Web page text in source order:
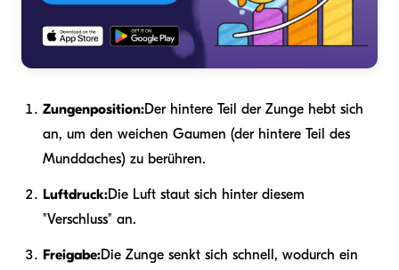
Zungenposition:Der hintere Teil der Zunge hebt sich
an, um den weichen Gaumen (der hintere Teil des
Munddaches) zu berühren.
Luftdruck:Die Luft staut sich hinter diesem
"Verschluss" an.
Freigabe:Die Zunge senkt sich schnell, wodurch ein